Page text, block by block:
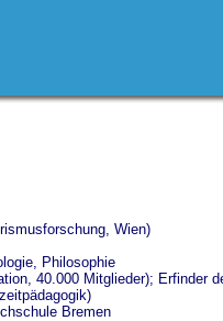
Wien)
Philosophie
40.000 Mitglieder); Erfinder
Bremen